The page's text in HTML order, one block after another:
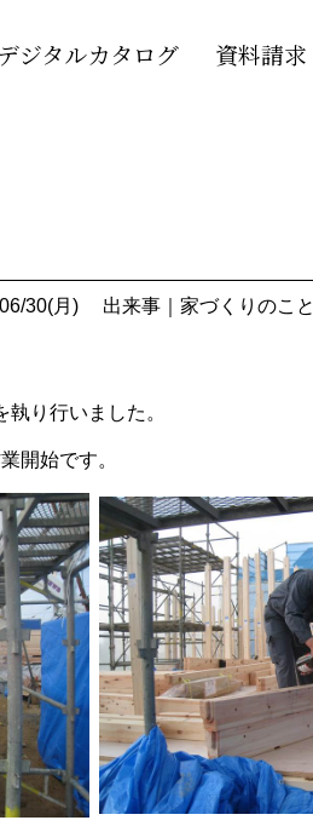
デジタルカタログ 資料請求
30(月) 出来事 家づくりのこと
り行いました。
開始です。